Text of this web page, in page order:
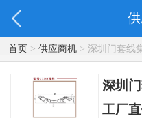
首页> 供应商机> 深圳门套线
货
深圳
工厂